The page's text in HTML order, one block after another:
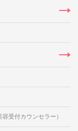
受付カウンセラー）